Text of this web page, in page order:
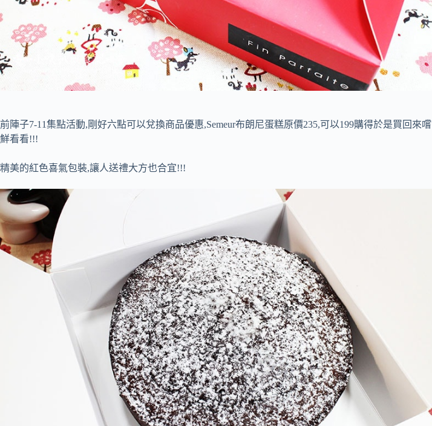
前陣子7-11集點活動,剛好六點可以兌換商品優惠,Semeur布朗尼蛋糕原價235,可以199購得於是買回來嚐
鮮看看!!!
精美的紅色喜氣包裝,讓人送禮大方也合宜!!!